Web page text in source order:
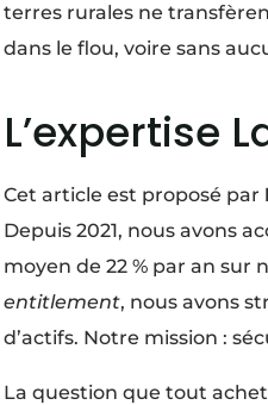
terres rurales ne
dans le flou, voire sans
L’expertise
Cet article est proposé par
Depuis 2021, nous avons
moyen de 22 % par an sur
entitlement, nous avons
d’actifs. Notre mission :
La question que tout